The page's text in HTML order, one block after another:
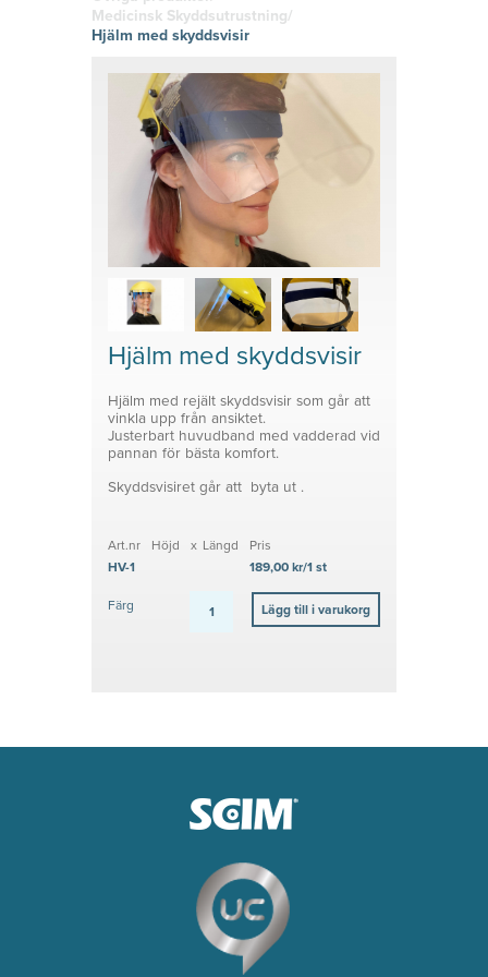
vinyl
Självhäftand
e eller
Prisvärda
lösningar
hitta den
rätta
känslan i
Skyltklämmor
Konsoler
System för avdelare
Medicinsk Skyddsutrustning
Tillbehör ESL enheter
Medicinsk Skyddsutrustning/
Hjälm med skyddsvisir
Hjälm med skyddsvisir
Hjälm med rejält skyddsvisir som går att
vinkla upp från ansiktet.
Justerbart huvudband med vadderad vid
pannan för bästa komfort.
Skyddsvisiret går att byta ut .
Art.nr
HV-1
Höjd x Längd
Pris
189,00 kr/1 st
Färg